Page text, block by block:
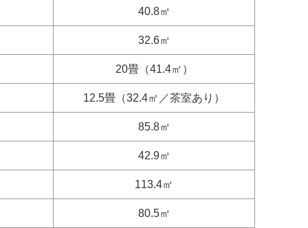
40.8㎡
32.6㎡
20畳（41.4㎡）
12.5畳（32.4㎡／茶室あり）
85.8㎡
42.9㎡
113.4㎡
80.5㎡